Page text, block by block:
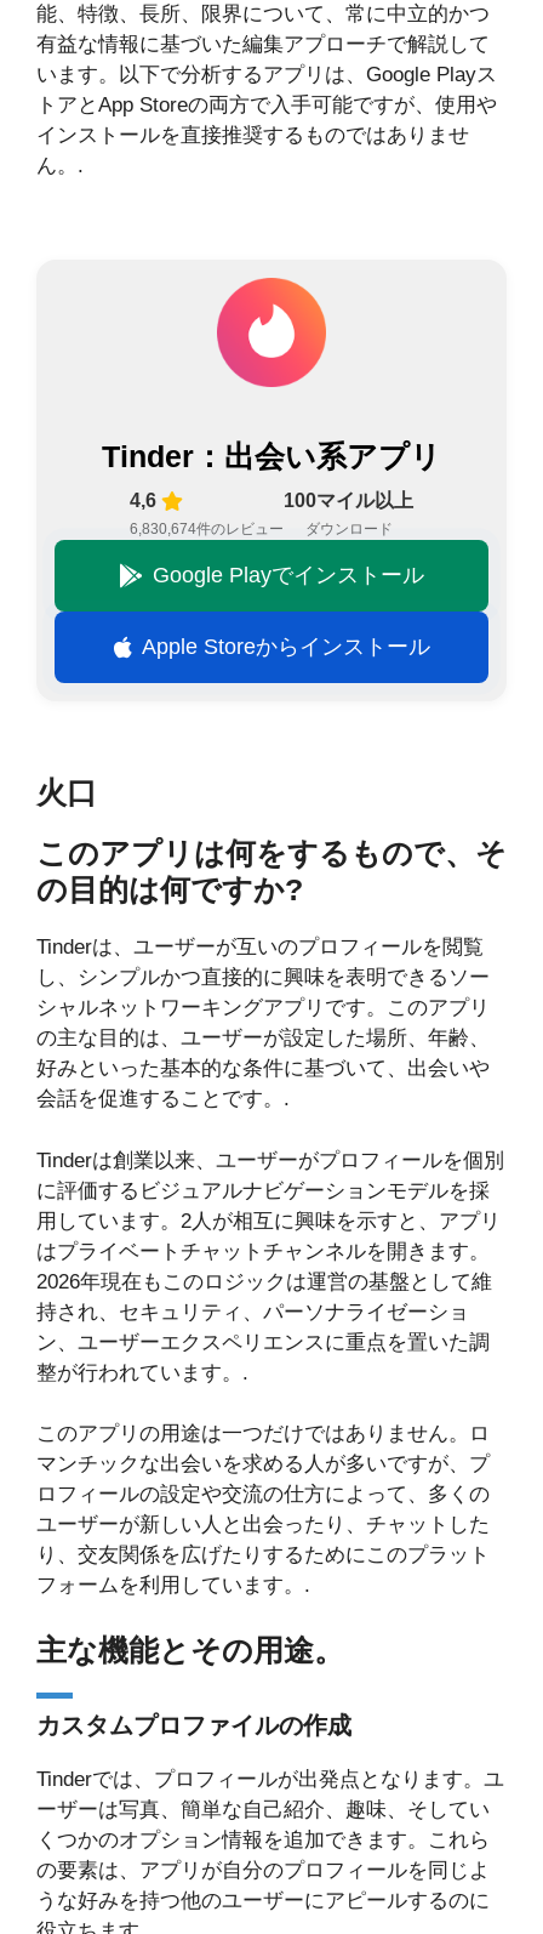
能、特徴、長所、限界について、常に中立的かつ
有益な情報に基づいた編集アプローチで解説して
います。以下で分析するアプリは、Google Playス
トアとApp Storeの両方で入手可能ですが、使用や
インストールを直接推奨するものではありませ
ん。.
Tinder：出会い系アプリ
4,6
6,830,674件のレビュー
100マイル以上
ダウンロード
Google Playでインストール
Apple Storeからインストール
火口
このアプリは何をするもので、そ
の目的は何ですか?
Tinderは、ユーザーが互いのプロフィールを閲覧
し、シンプルかつ直接的に興味を表明できるソー
シャルネットワーキングアプリです。このアプリ
の主な目的は、ユーザーが設定した場所、年齢、
好みといった基本的な条件に基づいて、出会いや
会話を促進することです。.
Tinderは創業以来、ユーザーがプロフィールを個別
に評価するビジュアルナビゲーションモデルを採
用しています。2人が相互に興味を示すと、アプリ
はプライベートチャットチャンネルを開きます。
2026年現在もこのロジックは運営の基盤として維
持され、セキュリティ、パーソナライゼーショ
ン、ユーザーエクスペリエンスに重点を置いた調
整が行われています。.
このアプリの用途は一つだけではありません。ロ
マンチックな出会いを求める人が多いですが、プ
ロフィールの設定や交流の仕方によって、多くの
ユーザーが新しい人と出会ったり、チャットした
り、交友関係を広げたりするためにこのプラット
フォームを利用しています。.
主な機能とその用途。
カスタムプロファイルの作成
Tinderでは、プロフィールが出発点となります。ユ
ーザーは写真、簡単な自己紹介、趣味、そしてい
くつかのオプション情報を追加できます。これら
の要素は、アプリが自分のプロフィールを同じよ
うな好みを持つ他のユーザーにアピールするのに